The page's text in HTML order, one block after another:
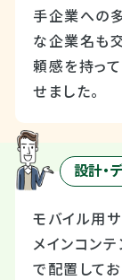
手企業への
な企業名も
頼感を持っ
せました。
設計・
モバイル用
メインコン
で配置してお